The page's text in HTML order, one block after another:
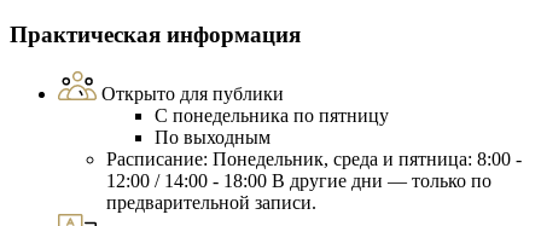
Практическая информация
Открыто для публики
С понедельника по пятницу
По выходным
Расписание: Понедельник, среда и пятница: 8:00 -
12:00 / 14:00 - 18:00 В другие дни — только по
предварительной записи.